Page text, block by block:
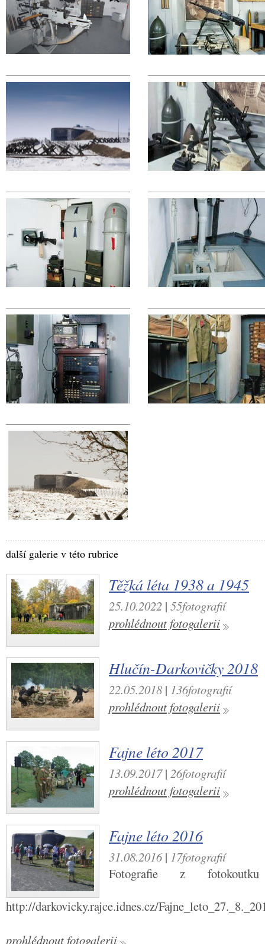
další galerie v této rubrice
Těžká léta 1938 a 1945
25.10.2022 | 55fotografií
prohlédnout fotogalerii
Hlučín-Darkovičky 2018
22.05.2018 | 136fotografií
prohlédnout fotogalerii
Fajne léto 2017
13.09.2017| 26fotografií
prohlédnout fotogalerii
Fajne léto 2016
31.08.2016| 17fotografií
Fotografie z
http://darkovicky.rajce.idnes.cz/
prohlédnout fotogalerii